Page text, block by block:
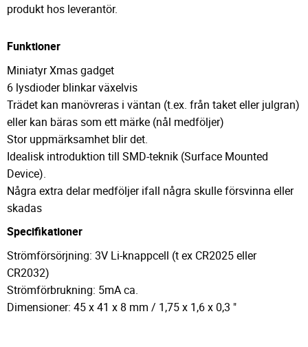
produkt hos leverantör.
Funktioner
Miniatyr Xmas gadget
6 lysdioder blinkar växelvis
Trädet kan manövreras i väntan (t.ex. från taket eller julgran)
eller kan bäras som ett märke (nål medföljer)
Stor uppmärksamhet blir det.
Idealisk introduktion till SMD-teknik (Surface Mounted
Device).
Några extra delar medföljer ifall några skulle försvinna eller
skadas
Specifikationer
Strömförsörjning: 3V Li-knappcell (t ex CR2025 eller
CR2032)
Strömförbrukning: 5mA ca.
Dimensioner: 45 x 41 x 8 mm / 1,75 x 1,6 x 0,3 "